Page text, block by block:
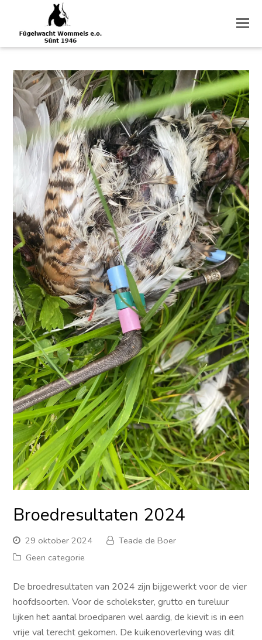
Broedresultaten 2024
29 oktober 2024
Teade de Boer
Geen categorie
De broedresultaten van 2024 zijn bijgewerkt voor de vier
hoofdsoorten. Voor de scholekster, grutto en tureluur
lijken het aantal broedparen wel aardig, de kievit is in een
vrije val terecht gekomen. De kuikenoverleving was dit